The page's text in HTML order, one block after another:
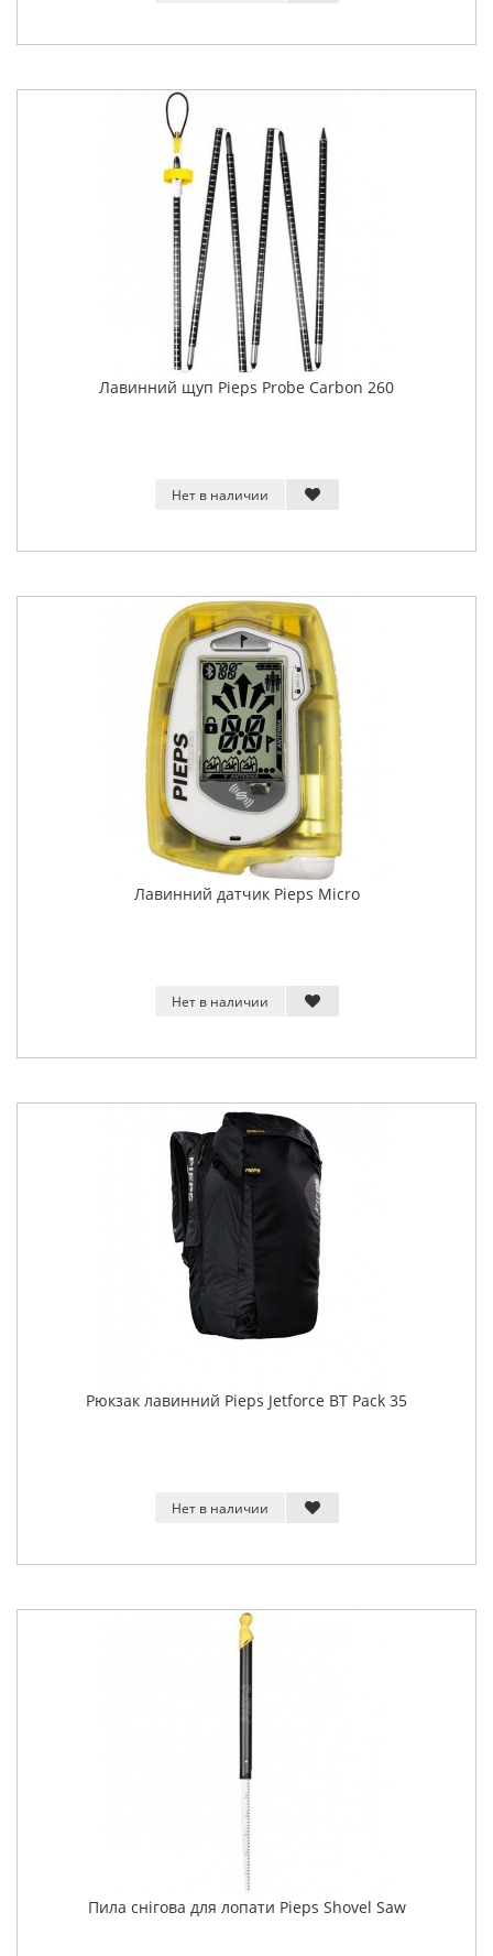
Лавинний щуп Pieps Probe Carbon 260
Нет в наличии
Лавинний датчик Pieps Micro
Нет в наличии
Рюкзак лавинний Pieps Jetforce BT Pack 35
Нет в наличии
Пила снігова для лопати Pieps Shovel Saw